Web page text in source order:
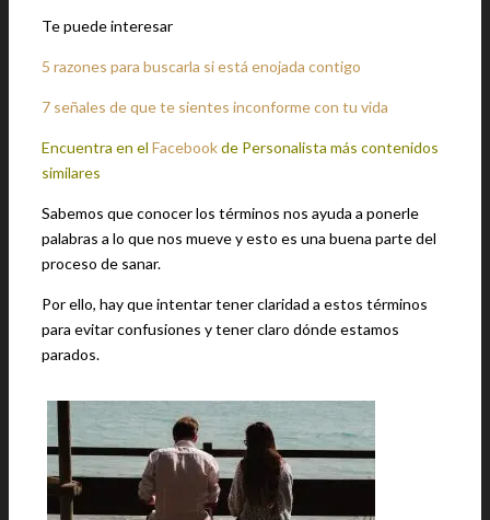
Te puede interesar
5 razones para buscarla si está enojada contigo
7 señales de que te sientes inconforme con tu vida
Encuentra en el Facebookde Personalista más contenidos
similares
Sabemos que conocer los términos nos ayuda a ponerle
palabras a lo que nos mueve y esto es una buena parte del
proceso de sanar.
Por ello, hay que intentar tener claridad a estos términos
para evitar confusiones y tener claro dónde estamos
parados.